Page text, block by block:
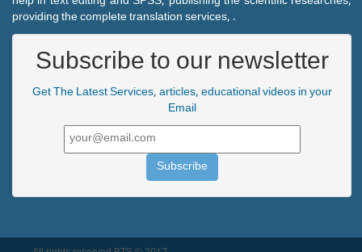
providing the complete translation services, .
Subscribe to our newsletter
Get The Latest Services, articles, educational videos in your
Email